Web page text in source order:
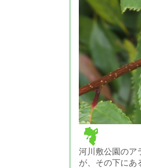
河川敷公園のア
が、その下にあ